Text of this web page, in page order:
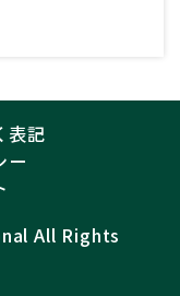
表記
ー
All Rights